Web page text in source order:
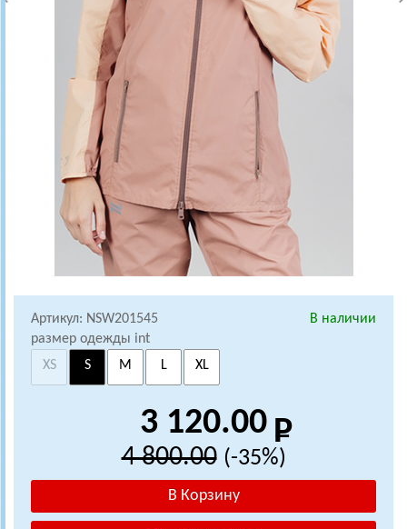
Артикул: NSW201545
В наличии
размер одежды int
XS
S M L XL
3 120.00
4 800.00 (-35%)